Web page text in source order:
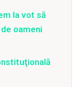
la vot să
oameni